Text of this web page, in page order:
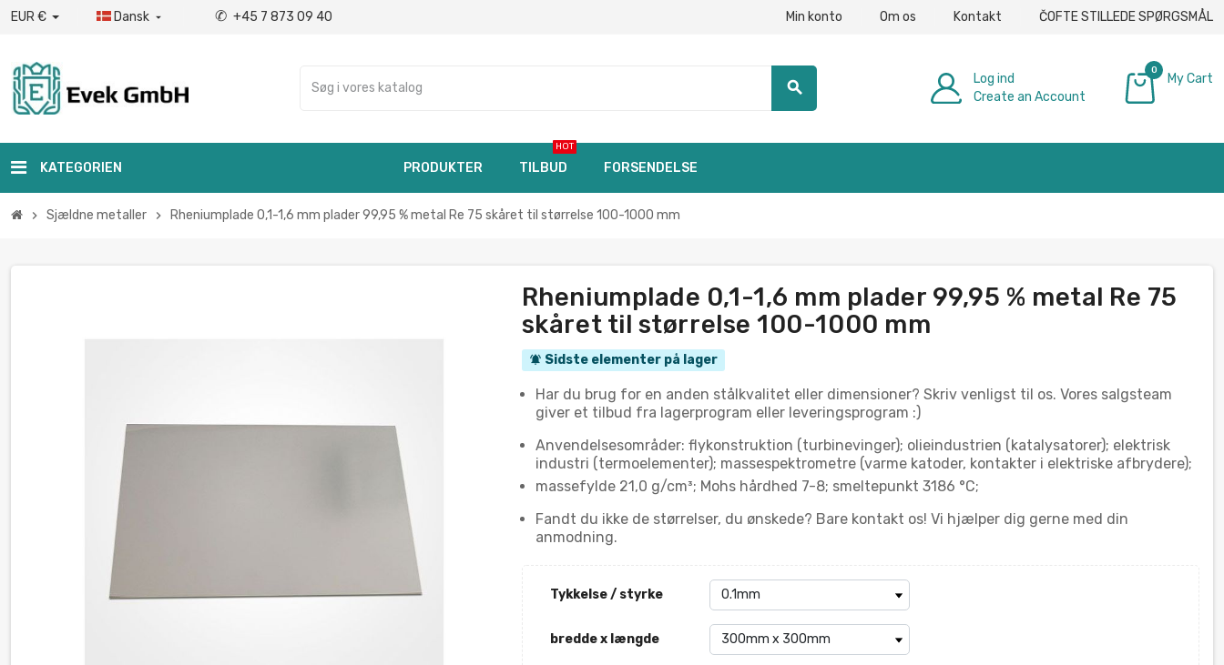
EUR € Dansk  ✆ +45 7 873 09 40 Min konto Om os Kontakt ČOFTE STILLEDE SPØRGSMÅL
search
Log ind
Create an Account
0
My Cart
KATEGORIEN PRODUKTER TILBUD
HOT
FORSENDELSE
chevron_right Sjældne metaller chevron_right Rheniumplade 0,1-1,6 mm plader 99,95 % metal Re 75 skåret til størrelse 100-1000 mm
Rheniumplade 0,1-1,6 mm plader 99,95 % metal Re 75
skåret til størrelse 100-1000 mm
notifications_active Sidste elementer på lager
Har du brug for en anden stålkvalitet eller dimensioner? Skriv venligst til os. Vores salgsteam
giver et tilbud fra lagerprogram eller leveringsprogram :)
Anvendelsesområder: flykonstruktion (turbinevinger); olieindustrien (katalysatorer); elektrisk
industri (termoelementer); massespektrometre (varme katoder, kontakter i elektriske afbrydere);
massefylde 21,0 g/cm³; Mohs hårdhed 7-8; smeltepunkt 3186 °C;
Fandt du ikke de størrelser, du ønskede? Bare kontakt os! Vi hjælper dig gerne med din
anmodning.
Tykkelse / styrke
bredde x længde